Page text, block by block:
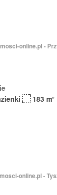
online.pl -
183 m²
online.pl -